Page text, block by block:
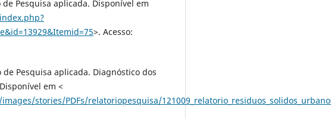
Pesquisa aplicada. Disponível em
>. Acesso:
Pesquisa aplicada. Diagnóstico dos
em <
stories/PDFs/relatoriopesquisa/